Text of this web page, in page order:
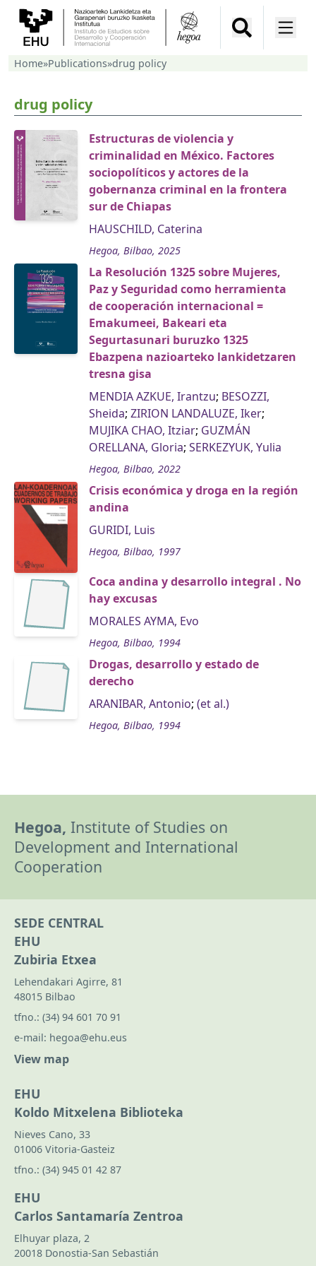
Home»Publications»drug policy
drug policy
Estructuras de violencia y
criminalidad en México. Factores
sociopolíticos y actores de la
gobernanza criminal en la frontera
sur de Chiapas
HAUSCHILD, Caterina
Hegoa, Bilbao, 2025
La Resolución 1325 sobre Mujeres,
Paz y Seguridad como herramienta
de cooperación internacional =
Emakumeei, Bakeari eta
Segurtasunari buruzko 1325
Ebazpena nazioarteko lankidetzaren
tresna gisa
MENDIA AZKUE, Irantzu; BESOZZI,
Sheida; ZIRION LANDALUZE, Iker;
MUJIKA CHAO, Itziar; GUZMÁN
ORELLANA, Gloria; SERKEZYUK, Yulia
Hegoa, Bilbao, 2022
Crisis económica y droga en la región
andina
GURIDI, Luis
Hegoa, Bilbao, 1997
Coca andina y desarrollo integral . No
hay excusas
MORALES AYMA, Evo
Hegoa, Bilbao, 1994
Drogas, desarrollo y estado de
derecho
ARANIBAR, Antonio; (et al.)
Hegoa, Bilbao, 1994
Hegoa, Institute of Studies on
Development and International
Cooperation
SEDE CENTRAL
EHU
Zubiria Etxea
Lehendakari Agirre, 81
48015 Bilbao
tfno.: (34) 94 601 70 91
e-mail: hegoa@ehu.eus
View map
EHU
Koldo Mitxelena Biblioteka
Nieves Cano, 33
01006 Vitoria-Gasteiz
tfno.: (34) 945 01 42 87
EHU
Carlos Santamaría Zentroa
Elhuyar plaza, 2
20018 Donostia-San Sebastián